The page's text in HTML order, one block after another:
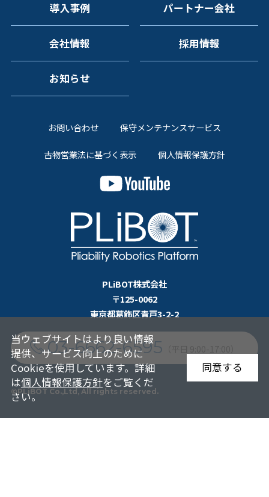
導入事例 パートナー会社
会社情報 採用情報
お知らせ
お問い合わせ 保守メンテナンスサービス
古物営業法に基づく表示 個人情報保護方針
PLiBOT株式会社
〒125-0062
東京都葛飾区青戸3-2-2
03-6662-6595
©PLiBOT Co.,Ltd, All rights reserved.
当ウェブサイトはより良い情報
提供、サービス向上のために
Cookieを使用しています。詳細
は個人情報保護方針をご覧くだ
さい。
同意する